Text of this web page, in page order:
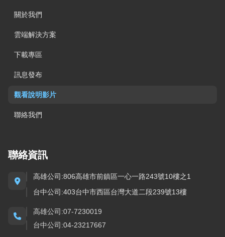
關於我們
雲端解決方案
下載專區
訊息發布
觀看說明影片
聯絡我們
聯絡資訊
高雄公司:806高雄市前鎮區一心一路243號10樓之1
台中公司:403台中市西區台灣大道二段239號13樓
高雄公司:07-7230019
台中公司:04-23217667